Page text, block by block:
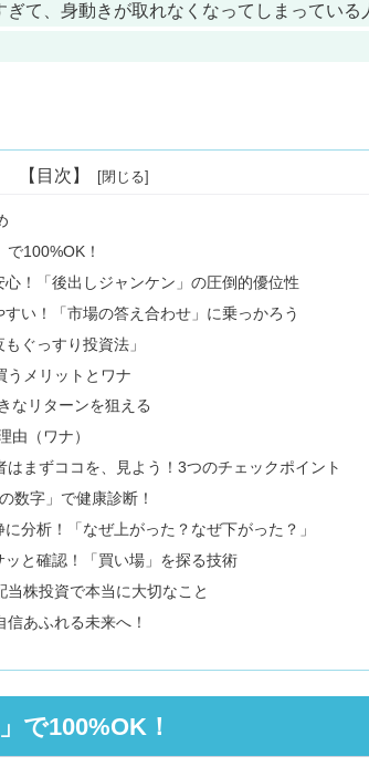
ぎて、身動きが取れなくなってしまっている
【目次】
で100%OK！
！「後出しジャンケン」の圧倒的優位性
い！「市場の答え合わせ」に乗っかろう
ぐっすり投資法」
うメリットとワナ
なリターンを狙える
由（ワナ）
はまずココを、見よう！3つのチェックポイント
数字」で健康診断！
分析！「なぜ上がった？なぜ下がった？」
と確認！「買い場」を探る技術
株投資で本当に大切なこと
あふれる未来へ！
で100%OK！